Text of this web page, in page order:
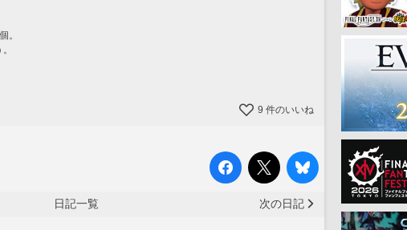
。
9 件のいいね
日記一覧 次の日記